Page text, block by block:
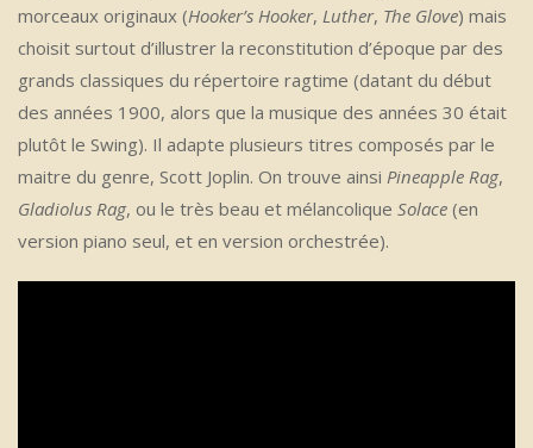
morceaux originaux (Hooker’s Hooker, Luther, The Glove) mais
choisit surtout d’illustrer la reconstitution d’époque par des
grands classiques du répertoire ragtime (datant du début
des années 1900, alors que la musique des années 30 était
plutôt le Swing). Il adapte plusieurs titres composés par le
maitre du genre, Scott Joplin. On trouve ainsi Pineapple Rag,
Gladiolus Rag, ou le très beau et mélancolique Solace (en
version piano seul, et en version orchestrée).